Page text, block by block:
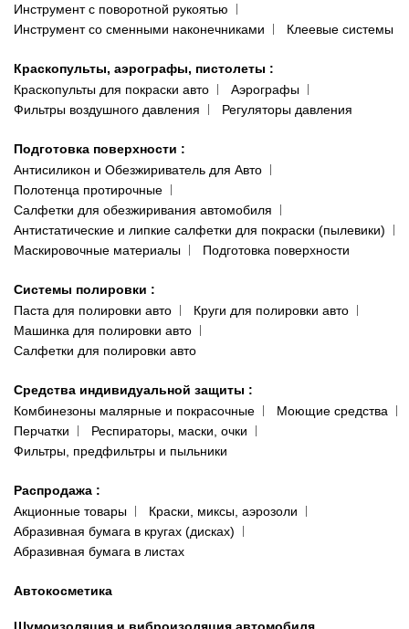
Инструмент с поворотной рукоятью
Инструмент со сменными наконечниками
Клеевые системы
Краскопульты, аэрографы, пистолеты :
Краскопульты для покраски авто
Аэрографы
Фильтры воздушного давления
Регуляторы давления
Подготовка поверхности :
Антисиликон и Обезжириватель для Авто
Полотенца протирочные
Салфетки для обезжиривания автомобиля
Антистатические и липкие салфетки для покраски (пылевики)
Маскировочные материалы
Подготовка поверхности
Системы полировки :
Паста для полировки авто
Круги для полировки авто
Машинка для полировки авто
Салфетки для полировки авто
Средства индивидуальной защиты :
Комбинезоны малярные и покрасочные
Моющие средства
Перчатки
Респираторы, маски, очки
Фильтры, предфильтры и пыльники
Распродажа :
Акционные товары
Краски, миксы, аэрозоли
Абразивная бумага в кругах (дисках)
Абразивная бумага в листах
Автокосметика